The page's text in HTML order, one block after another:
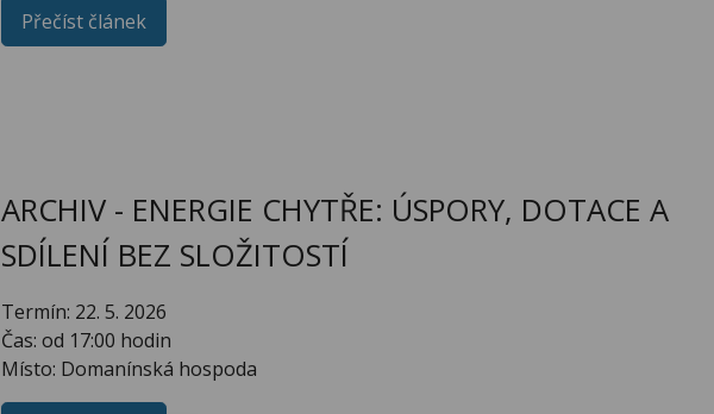
Přečíst článek
ARCHIV - ENERGIE CHYTŘE: ÚSPORY, DOTACE A
SDÍLENÍ BEZ SLOŽITOSTÍ
Termín: 22. 5. 2026
Čas: od 17:00 hodin
Místo: Domanínská hospoda